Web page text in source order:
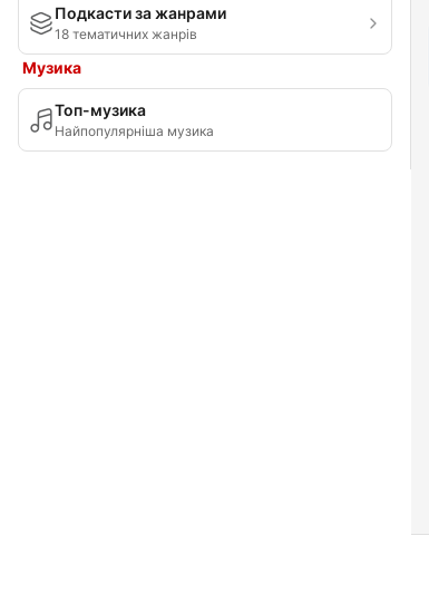
Подкасти за жанрами
18 тематичних жанрів
Музика
Топ-музика
Найпопулярніша музика